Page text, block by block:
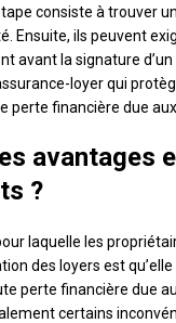
consiste à trouver
Ensuite, ils peuvent
avant la signature d’un
loyer qui
perte financière due
avantages
?
laquelle les
des loyers est
perte financière due
certains